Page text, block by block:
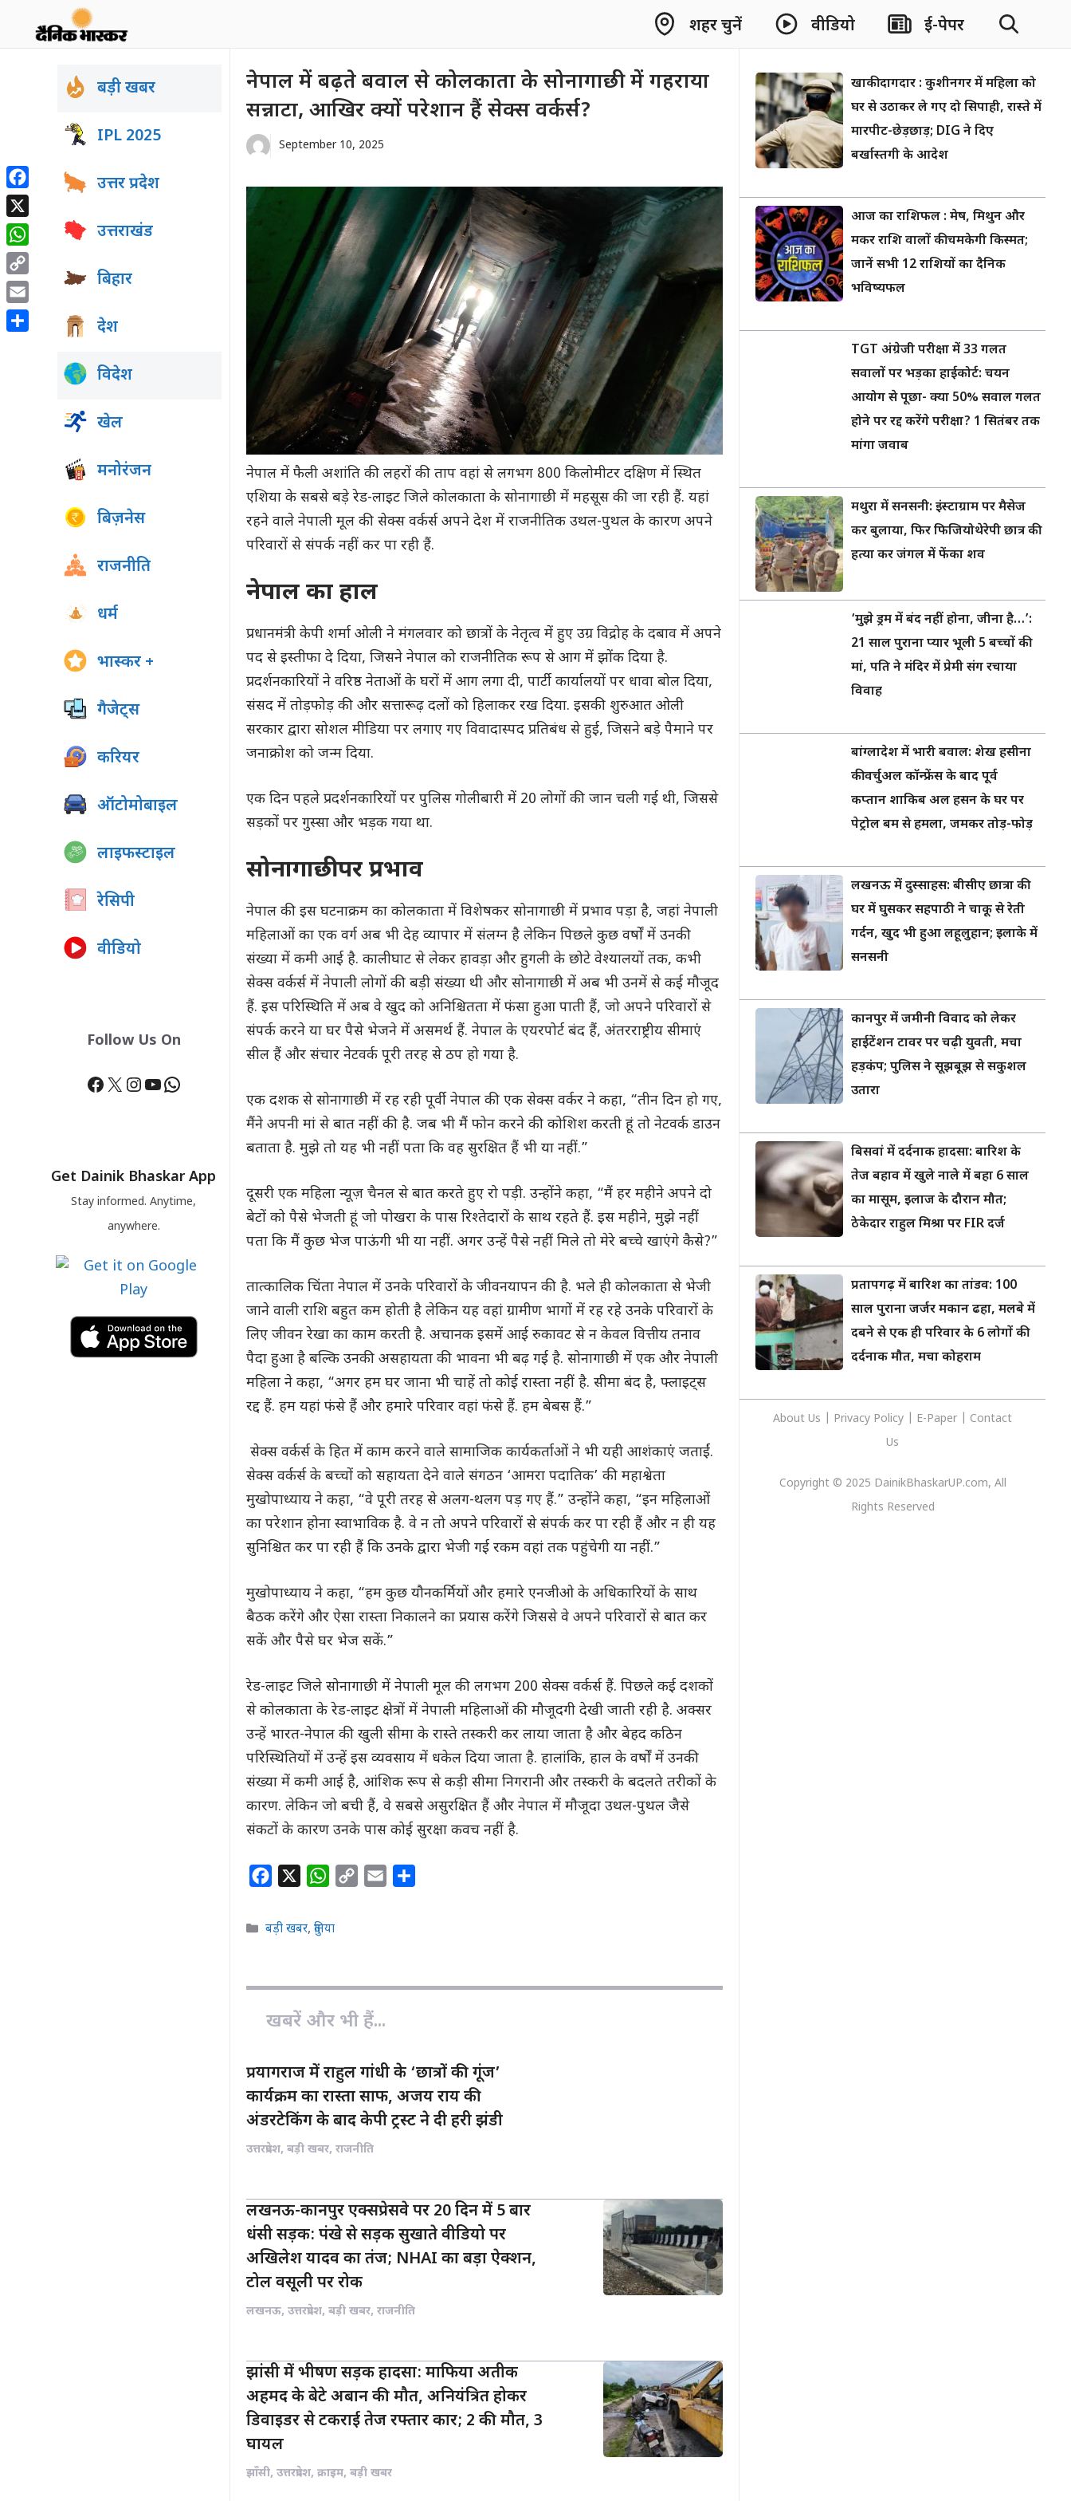
शहर चुनें वीडियो ई-पेपर
नेपाल में बढ़ते बवाल से कोलकाता के सोनागाछी में गहराया
सन्नाटा, आखिर क्यों परेशान हैं सेक्स वर्कर्स?
September 10, 2025
नेपाल में फैली अशांति की लहरों की ताप वहां से लगभग 800 किलोमीटर दक्षिण में स्थित
एशिया के सबसे बड़े रेड-लाइट जिले कोलकाता के सोनागाछी में महसूस की जा रही हैं. यहां
रहने वाले नेपाली मूल की सेक्स वर्कर्स अपने देश में राजनीतिक उथल-पुथल के कारण अपने
परिवारों से संपर्क नहीं कर पा रही हैं.
नेपाल का हाल
प्रधानमंत्री केपी शर्मा ओली ने मंगलवार को छात्रों के नेतृत्व में हुए उग्र विद्रोह के दबाव में अपने
पद से इस्तीफा दे दिया, जिसने नेपाल को राजनीतिक रूप से आग में झोंक दिया है.
प्रदर्शनकारियों ने वरिष्ठ नेताओं के घरों में आग लगा दी, पार्टी कार्यालयों पर धावा बोल दिया,
संसद में तोड़फोड़ की और सत्तारूढ़ दलों को हिलाकर रख दिया. इसकी शुरुआत ओली
सरकार द्वारा सोशल मीडिया पर लगाए गए विवादास्पद प्रतिबंध से हुई, जिसने बड़े पैमाने पर
जनाक्रोश को जन्म दिया.
एक दिन पहले प्रदर्शनकारियों पर पुलिस गोलीबारी में 20 लोगों की जान चली गई थी, जिससे
सड़कों पर गुस्सा और भड़क गया था.
सोनागाछी पर प्रभाव
नेपाल की इस घटनाक्रम का कोलकाता में विशेषकर सोनागाछी में प्रभाव पड़ा है, जहां नेपाली
महिलाओं का एक वर्ग अब भी देह व्यापार में संलग्न है लेकिन पिछले कुछ वर्षों में उनकी
संख्या में कमी आई है. कालीघाट से लेकर हावड़ा और हुगली के छोटे वेश्यालयों तक, कभी
सेक्स वर्कर्स में नेपाली लोगों की बड़ी संख्या थी और सोनागाछी में अब भी उनमें से कई मौजूद
हैं. इस परिस्थिति में अब वे खुद को अनिश्चितता में फंसा हुआ पाती हैं, जो अपने परिवारों से
संपर्क करने या घर पैसे भेजने में असमर्थ हैं. नेपाल के एयरपोर्ट बंद हैं, अंतरराष्ट्रीय सीमाएं
सील हैं और संचार नेटवर्क पूरी तरह से ठप हो गया है.
एक दशक से सोनागाछी में रह रही पूर्वी नेपाल की एक सेक्स वर्कर ने कहा, “तीन दिन हो गए,
मैंने अपनी मां से बात नहीं की है. जब भी मैं फोन करने की कोशिश करती हूं तो नेटवर्क डाउन
बताता है. मुझे तो यह भी नहीं पता कि वह सुरक्षित हैं भी या नहीं.”
दूसरी एक महिला न्यूज़ चैनल से बात करते हुए रो पड़ी. उन्होंने कहा, “मैं हर महीने अपने दो
बेटों को पैसे भेजती हूं जो पोखरा के पास रिश्तेदारों के साथ रहते हैं. इस महीने, मुझे नहीं
पता कि मैं कुछ भेज पाऊंगी भी या नहीं. अगर उन्हें पैसे नहीं मिले तो मेरे बच्चे खाएंगे कैसे?”
तात्कालिक चिंता नेपाल में उनके परिवारों के जीवनयापन की है. भले ही कोलकाता से भेजी
जाने वाली राशि बहुत कम होती है लेकिन यह वहां ग्रामीण भागों में रह रहे उनके परिवारों के
लिए जीवन रेखा का काम करती है. अचानक इसमें आई रुकावट से न केवल वित्तीय तनाव
पैदा हुआ है बल्कि उनकी असहायता की भावना भी बढ़ गई है. सोनागाछी में एक और नेपाली
महिला ने कहा, “अगर हम घर जाना भी चाहें तो कोई रास्ता नहीं है. सीमा बंद है, फ्लाइट्स
रद्द हैं. हम यहां फंसे हैं और हमारे परिवार वहां फंसे हैं. हम बेबस हैं.”
सेक्स वर्कर्स के हित में काम करने वाले सामाजिक कार्यकर्ताओं ने भी यही आशंकाएं जताईं.
सेक्स वर्कर्स के बच्चों को सहायता देने वाले संगठन ‘आमरा पदातिक’ की महाश्वेता
मुखोपाध्याय ने कहा, “वे पूरी तरह से अलग-थलग पड़ गए हैं.” उन्होंने कहा, “इन महिलाओं
का परेशान होना स्वाभाविक है. वे न तो अपने परिवारों से संपर्क कर पा रही हैं और न ही यह
सुनिश्चित कर पा रही हैं कि उनके द्वारा भेजी गई रकम वहां तक पहुंचेगी या नहीं.”
मुखोपाध्याय ने कहा, “हम कुछ यौनकर्मियों और हमारे एनजीओ के अधिकारियों के साथ
बैठक करेंगे और ऐसा रास्ता निकालने का प्रयास करेंगे जिससे वे अपने परिवारों से बात कर
सकें और पैसे घर भेज सकें.”
रेड-लाइट जिले सोनागाछी में नेपाली मूल की लगभग 200 सेक्स वर्कर्स हैं. पिछले कई दशकों
से कोलकाता के रेड-लाइट क्षेत्रों में नेपाली महिलाओं की मौजूदगी देखी जाती रही है. अक्सर
उन्हें भारत-नेपाल की खुली सीमा के रास्ते तस्करी कर लाया जाता है और बेहद कठिन
परिस्थितियों में उन्हें इस व्यवसाय में धकेल दिया जाता है. हालांकि, हाल के वर्षों में उनकी
संख्या में कमी आई है, आंशिक रूप से कड़ी सीमा निगरानी और तस्करी के बदलते तरीकों के
कारण. लेकिन जो बची हैं, वे सबसे असुरक्षित हैं और नेपाल में मौजूदा उथल-पुथल जैसे
संकटों के कारण उनके पास कोई सुरक्षा कवच नहीं है.
c
o
k
W
a
A
p
i
Categories
बड़ी खबर,दुनिया
खबरें और भी हैं...
प्रयागराज में राहुल गांधी के ‘छात्रों की गूंज’
कार्यक्रम का रास्ता साफ, अजय राय की
अंडरटेकिंग के बाद केपी ट्रस्ट ने दी हरी झंडी
उत्तरप्रदेश, बड़ी खबर, राजनीति
लखनऊ-कानपुर एक्सप्रेसवे पर 20 दिन में 5 बार
धंसी सड़क: पंखे से सड़क सुखाते वीडियो पर
अखिलेश यादव का तंज; NHAI का बड़ा ऐक्शन,
टोल वसूली पर रोक
लखनऊ, उत्तरप्रदेश, बड़ी खबर, राजनीति
झांसी में भीषण सड़क हादसा: माफिया अतीक
अहमद के बेटे अबान की मौत, अनियंत्रित होकर
डिवाइडर से टकराई तेज रफ्तार कार; 2 की मौत, 3
घायल
झाँसी, उत्तरप्रदेश, क्राइम, बड़ी खबर
बड़ी खबर
IPL 2025
उत्तर प्रदेश
उत्तराखंड
बिहार
देश
विदेश
खेल
मनोरंजन
बिज़नेस
राजनीति
धर्म
भास्कर +
गैजेट्स
करियर
ऑटोमोबाइल
लाइफस्टाइल
रेसिपी
वीडियो
Follow Us On
Facebook
X Instagram
YouTube
WhatsApp
Get Dainik Bhaskar App
Stay informed. Anytime,
anywhere.
खाकी दागदार : कुशीनगर में महिला को
घर से उठाकर ले गए दो सिपाही, रास्ते में
मारपीट-छेड़छाड़; DIG ने दिए
बर्खास्तगी के आदेश
आज का राशिफल : मेष, मिथुन और
मकर राशि वालों की चमकेगी किस्मत;
जानें सभी 12 राशियों का दैनिक
भविष्यफल
TGT अंग्रेजी परीक्षा में 33 गलत
सवालों पर भड़का हाईकोर्ट: चयन
आयोग से पूछा- क्या 50% सवाल गलत
होने पर रद्द करेंगे परीक्षा? 1 सितंबर तक
मांगा जवाब
मथुरा में सनसनी: इंस्टाग्राम पर मैसेज
कर बुलाया, फिर फिजियोथेरेपी छात्र की
हत्या कर जंगल में फेंका शव
‘मुझे ड्रम में बंद नहीं होना, जीना है…’:
21 साल पुराना प्यार भूली 5 बच्चों की
मां, पति ने मंदिर में प्रेमी संग रचाया
विवाह
बांग्लादेश में भारी बवाल: शेख हसीना
की वर्चुअल कॉन्फ्रेंस के बाद पूर्व
कप्तान शाकिब अल हसन के घर पर
पेट्रोल बम से हमला, जमकर तोड़-फोड़
लखनऊ में दुस्साहस: बीसीए छात्रा की
घर में घुसकर सहपाठी ने चाकू से रेती
गर्दन, खुद भी हुआ लहूलुहान; इलाके में
सनसनी
कानपुर में जमीनी विवाद को लेकर
हाईटेंशन टावर पर चढ़ी युवती, मचा
हड़कंप; पुलिस ने सूझबूझ से सकुशल
उतारा
बिसवां में दर्दनाक हादसा: बारिश के
तेज बहाव में खुले नाले में बहा 6 साल
का मासूम, इलाज के दौरान मौत;
ठेकेदार राहुल मिश्रा पर FIR दर्ज
प्रतापगढ़ में बारिश का तांडव: 100
साल पुराना जर्जर मकान ढहा, मलबे में
दबने से एक ही परिवार के 6 लोगों की
दर्दनाक मौत, मचा कोहराम
About Us Privacy Policy E-Paper
Contact
Us
Copyright © 2025 DainikBhaskarUP.com, All
Rights Reserved
Facebook
X
WhatsApp
Copy
Link
Email